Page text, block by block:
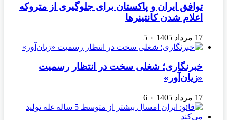
توافق ایران و پاکستان برای جلوگیری از متروکه
اعلام شدن کانتینرها
17 مرداد 1405 ۰ 5
خبرنگاری؛ شغلی سخت در انتظار رسمیت
«زیان‌آور»
17 مرداد 1405 ۰ 6